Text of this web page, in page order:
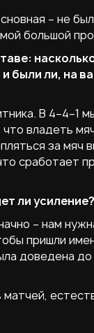
– не
большой
были ли, на
В 4–4–1
владеть
за мяч
сработает
ли усиление?
– нам
пришли
доведена до